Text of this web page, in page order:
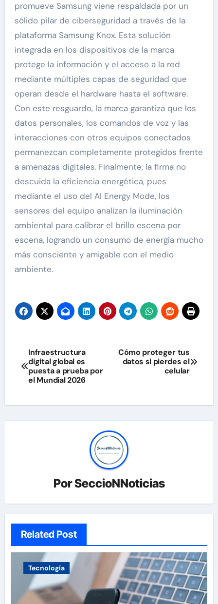
promueve Samsung viene respaldada por un
sólido pilar de ciberseguridad a través de la
plataforma Samsung Knox. Esta solución
integrada en los dispositivos de la marca
protege la información y el acceso a la red
mediante múltiples capas de seguridad que
operan desde el hardware hasta el software.
Con este resguardo, la marca garantiza que los
datos personales, los comandos de voz y las
interacciones con otros equipos conectados
permanezcan completamente protegidos frente
a amenazas digitales. Finalmente, la firma no
descuida la eficiencia energética, pues
mediante el uso del AI Energy Mode, los
sensores del equipo analizan la iluminación
ambiental para calibrar el brillo escena por
escena, logrando un consumo de energía mucho
más consciente y amigable con el medio
ambiente.
Navegación
de
Infraestructura
digital global es
puesta a prueba por
el Mundial 2026
Cómo proteger tus
datos si pierdes el
celular
PorSeccioNNoticias
Related Post
Tecnología